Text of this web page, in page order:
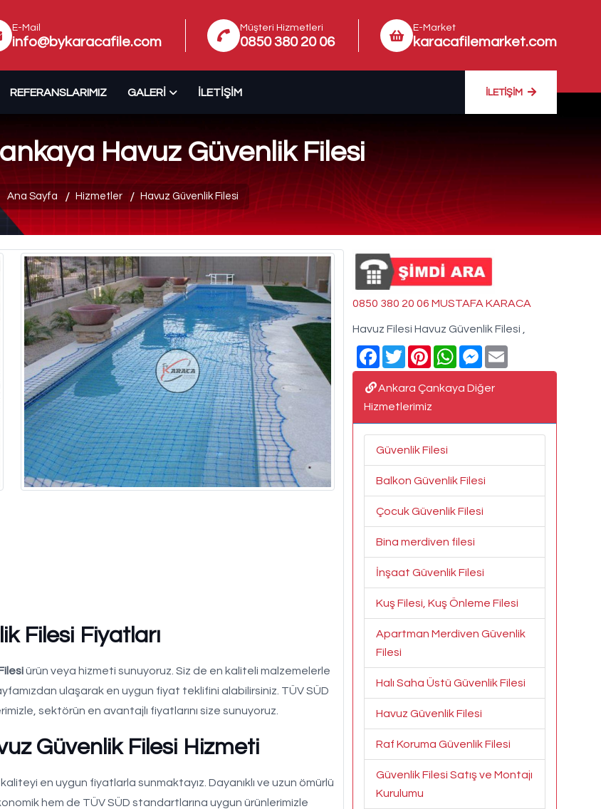
E-Mail
info@bykaracafile.com
Müşteri Hizmetleri
0850 380 20 06
E-Market
karacafilemarket.com
REFERANSLARIMIZ GALERI İLETIŞIM İLETIŞIM
Havuz Güvenlik Filesi
Ana Sayfa Hizmetler Havuz Güvenlik Filesi
Filesi Fiyatları
ürün veya hizmeti sunuyoruz. Siz de en kaliteli malzemelerle
ulaşarak en uygun fiyat teklifini alabilirsiniz. TÜV SÜD
sektörün en avantajlı fiyatlarını size sunuyoruz.
Güvenlik Filesi Hizmeti
en uygun fiyatlarla sunmaktayız. Dayanıklı ve uzun ömürlü
hem de TÜV SÜD standartlarına uygun ürünlerimizle
0850 380 20 06 MUSTAFA KARACA
Havuz Filesi Havuz Güvenlik Filesi ,
Facebook
TwitterPinterestWhatsAppMessenger
Ankara Çankaya Diğer
Hizmetlerimiz
Güvenlik Filesi
Balkon Güvenlik Filesi
Çocuk Güvenlik Filesi
Bina merdiven filesi
İnşaat Güvenlik Filesi
Kuş Filesi, Kuş Önleme Filesi
Apartman Merdiven Güvenlik
Filesi
Halı Saha Üstü Güvenlik Filesi
Havuz Güvenlik Filesi
Raf Koruma Güvenlik Filesi
Güvenlik Filesi Satış ve Montajı
Kurulumu